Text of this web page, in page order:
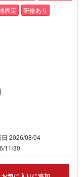
固定
研修あり
2026/08/04
11/30